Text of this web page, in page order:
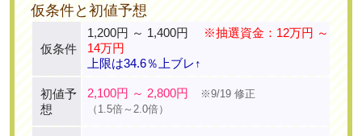
仮条件と初値予想
仮条件
1,200円 ～ 1,400円
※抽選資金：12万円 ～
14万円
上限は34.6％上ブレ↑
初値予
想
2,100円 ～ 2,800円
※9/19 修正
（1.5倍～2.0倍）